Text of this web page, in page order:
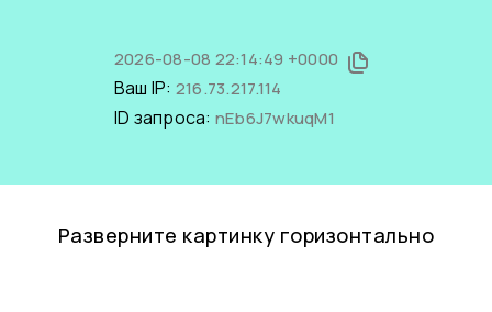
2026-08-08 22:14:49 +0000
Ваш IP: 216.73.217.114
ID запроса: nEb6J7wkuqM1
Разверните картинку горизонтально